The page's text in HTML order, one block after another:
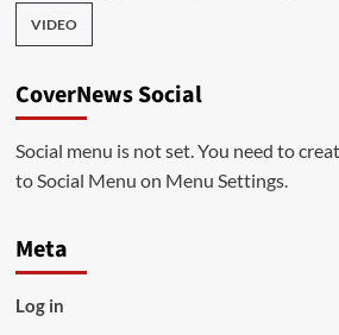
VIDEO
CoverNews Social
Social menu is not set. You need to
to Social Menu on Menu Settings.
Meta
Log in